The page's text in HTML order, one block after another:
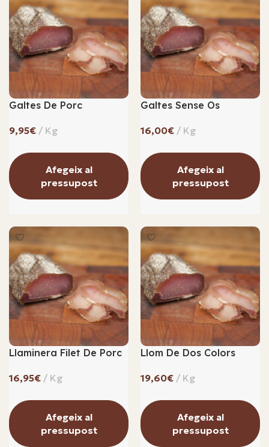
Galtes De Porc
€
Afegeix al
pressupost
Galtes Sense Os
€
Afegeix al
pressupost
Llaminera Filet De Porc
€
Afegeix al
pressupost
Llom De Dos Colors
€
Afegeix al
pressupost